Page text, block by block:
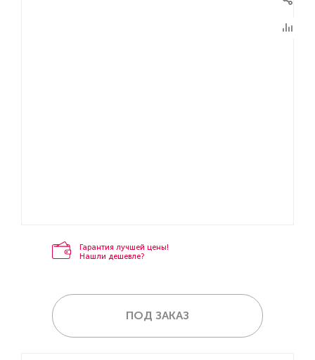
Гарантия лучшей цены!
Нашли дешевле?
ПОД ЗАКАЗ